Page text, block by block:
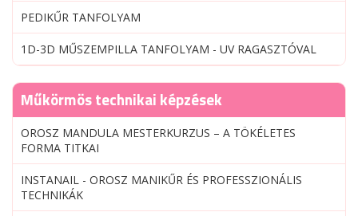
PEDIKŰR TANFOLYAM
1D-3D MŰSZEMPILLA TANFOLYAM - UV RAGASZTÓVAL
Műkörmös technikai képzések
OROSZ MANDULA MESTERKURZUS – A TÖKÉLETES
FORMA TITKAI
INSTANAIL - OROSZ MANIKŰR ÉS PROFESSZIONÁLIS
TECHNIKÁK